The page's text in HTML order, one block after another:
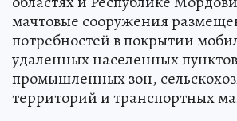
мачтовые сооружения
потребностей в покрытии
удаленных населенных
промышленных зон,
территорий и транспортных